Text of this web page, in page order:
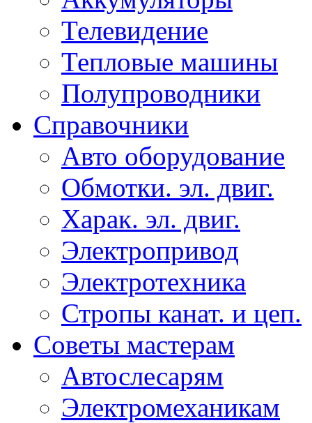
Телевидение
Тепловые машины
Полупроводники
Справочники
Авто оборудование
Обмотки. эл. двиг.
Харак. эл. двиг.
Электропривод
Электротехника
Стропы канат. и цеп.
Советы мастерам
Автослесарям
Электромеханикам